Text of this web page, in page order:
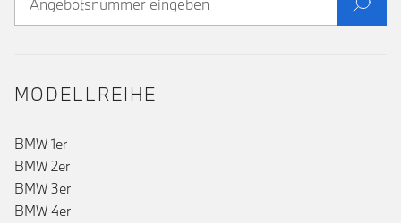
MODELLREIHE
BMW 1er
BMW 2er
BMW 3er
BMW 4er